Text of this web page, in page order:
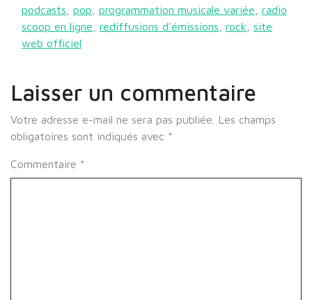
podcasts
pop programmation musicale variée
radio
scoop en ligne
rediffusions d'émissions rock
site
web officiel
Laisser un commentaire
Votre adresse e-mail ne sera pas publiée.
Les champs
obligatoires sont indiqués avec *
Commentaire *